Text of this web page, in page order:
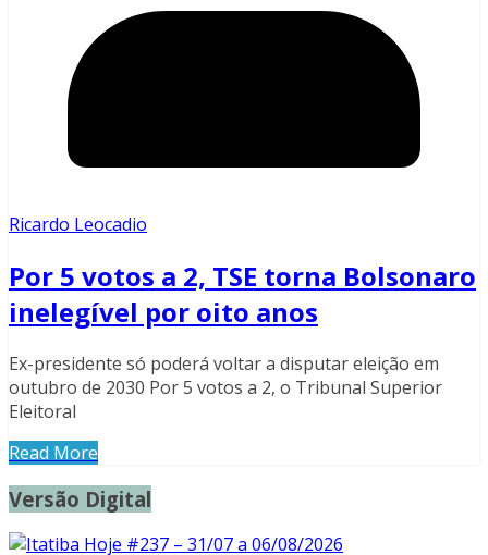
Ricardo Leocadio
Por 5 votos a 2, TSE torna Bolsonaro
inelegível por oito anos
Ex-presidente só poderá voltar a disputar eleição em
outubro de 2030 Por 5 votos a 2, o Tribunal Superior
Eleitoral
Read More
Versão Digital